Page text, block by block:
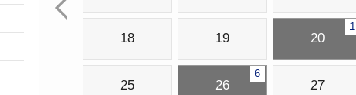
18 19
1
20
25
6
26 27